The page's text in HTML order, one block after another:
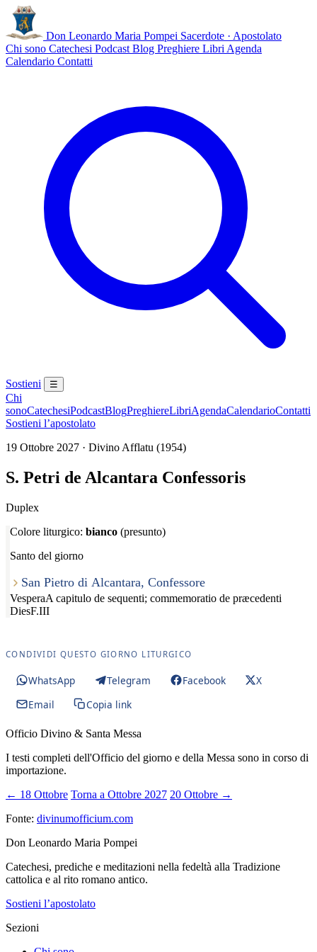
Don Leonardo Maria Pompei Sacerdote · Apostolato
Chi sono Catechesi Podcast Blog Preghiere Libri Agenda
Calendario Contatti
Sostieni ☰
Chi
sonoCatechesiPodcastBlogPreghiereLibriAgendaCalendarioContatti
Sostieni l’apostolato
19 Ottobre 2027 · Divino Afflatu (1954)
S. Petri de Alcantara Confessoris
Duplex
Colore liturgico: bianco (presunto)
Santo del giorno
San Pietro di Alcantara, Confessore
VesperaA capitulo de sequenti; commemoratio de præcedenti
DiesF.III
CONDIVIDI QUESTO GIORNO LITURGICO
WhatsApp Telegram Facebook
X
Email
Copia link
Officio Divino & Santa Messa
I testi completi dell'Officio del giorno e della Messa sono in corso di
importazione.
← 18 Ottobre Torna a Ottobre 2027 20 Ottobre →
Fonte: divinumofficium.com
Don Leonardo Maria Pompei
Catechesi, prediche e meditazioni nella fedeltà alla Tradizione
cattolica e al rito romano antico.
Sostieni l’apostolato
Sezioni